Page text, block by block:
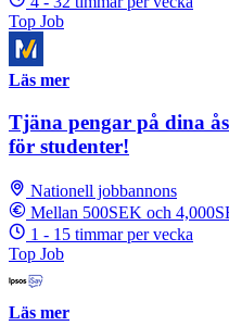
Top Job
Läs mer
Tjäna pengar på dina
för studenter!
Nationell jobbannons
Mellan 500SEK och
1 - 15 timmar per vecka
Top Job
Läs mer